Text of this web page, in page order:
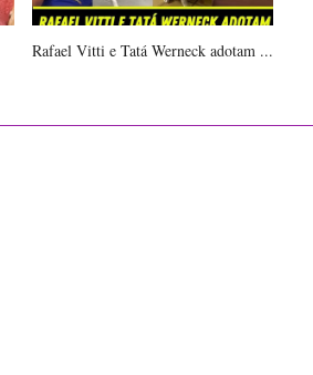
Rafael Vitti e Tatá Werneck adotam ...